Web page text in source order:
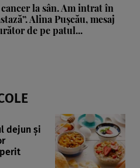
la sân. Am intrat în
Alina Pușcău, mesaj
de pe patul...
dejun și